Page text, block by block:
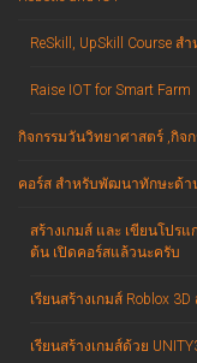
ReSkill, UpSkill Course ส
Raise IOT for Smart Farm
กิจกรรมวันวิทยาศาสตร์ ,กิจ
คอร์ส สำหรับพัฒนาทักษะด้าน
สร้างเกมส์ และ เขียนโปร
ต้น เปิดคอร์สแล้วนะครับ
เรียนสร้างเกมส์ Roblox
เรียนสร้างเกมส์ด้วย